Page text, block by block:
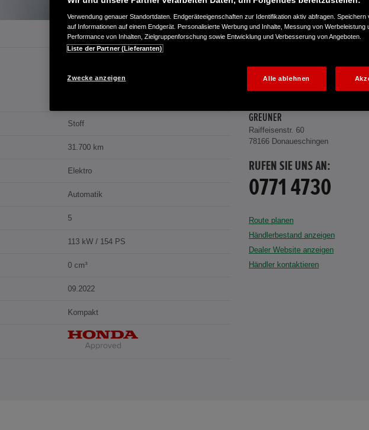
Stoff
31.700 km
Elektro
Automatik
5
113 kW / 154 PS
0 cm³
09.2022
Kompakt
GREUNER
Raiffeisenstr. 60
78166 Donaueschingen
RUFEN SIE UNS AN:
0771 4730
Route planen
Händlerbestand anzeigen
Dealer Website anzeigen
Händler kontaktieren
Verwendung genauer Standortdaten. Endgeräteeigenschaften zur Identifikation aktiv abfragen. Speichern
auf Informationen auf einem Endgerät. Personalisierte Werbung und Inhalte, Messung von Werbeleistung
Performance von Inhalten, Zielgruppenforschung sowie Entwicklung und Verbesserung von Angeboten.
Liste der Partner (Lieferanten)
Zwecke anzeigen Alle ablehnen